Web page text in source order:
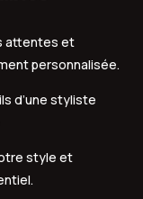
attentes et
personnalisée.
d’une styliste
style et